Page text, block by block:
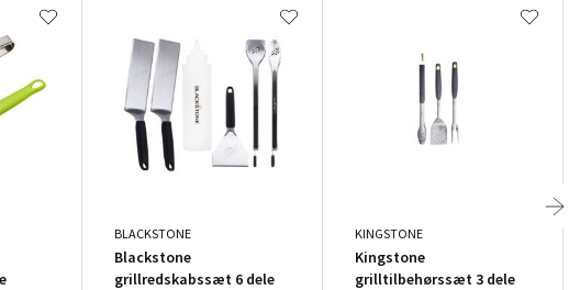
BLACKSTONE
Blackstone
grillredskabssæt 6 dele
KINGSTONE
Kingstone
grilltilbehørssæt 3 dele